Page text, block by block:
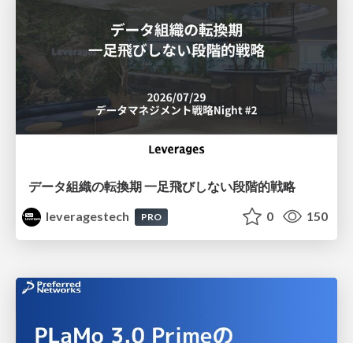
データ組織の転換期 一足飛びしない段階的戦略
leveragestech
PRO 0 150